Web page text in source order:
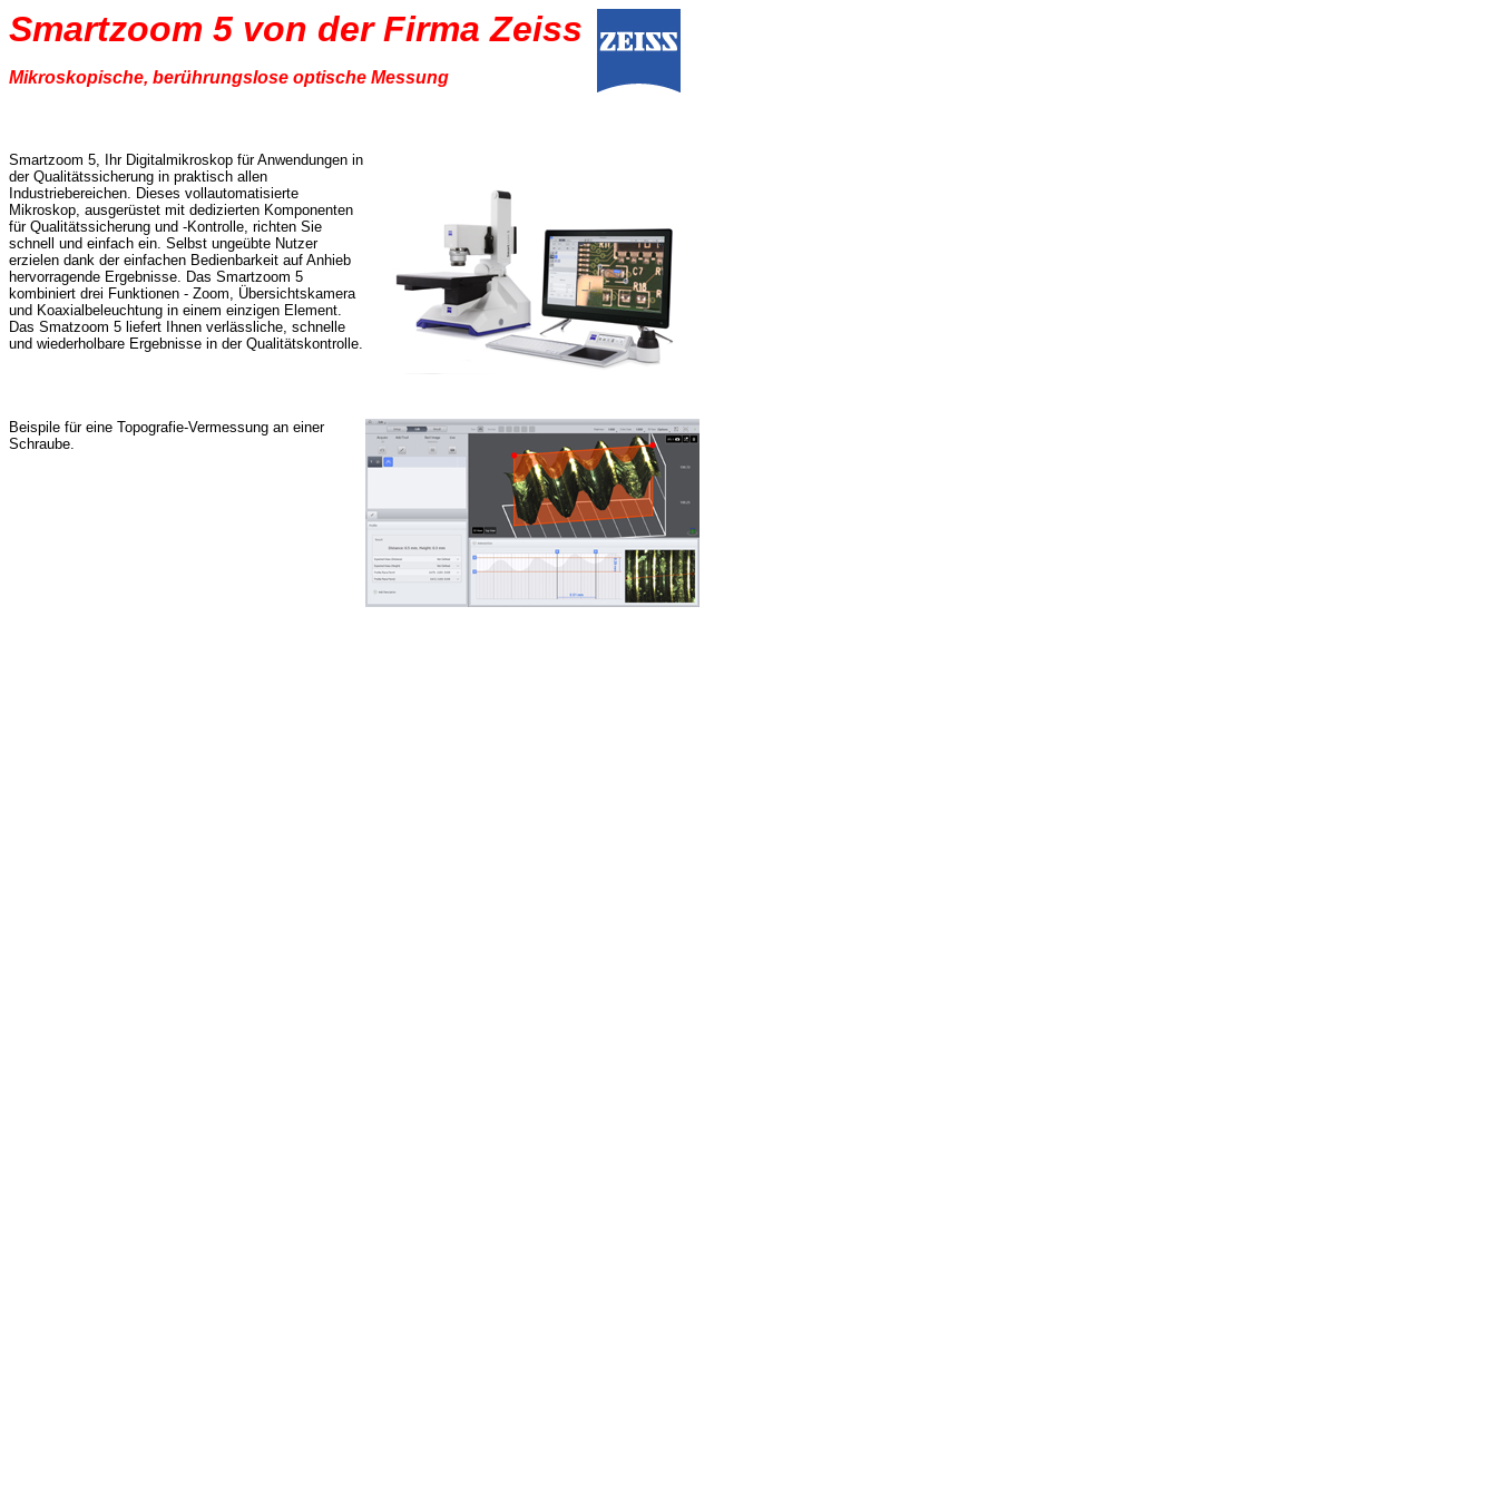
Smartzoom 5 von der Firma Zeiss
Mikroskopische, berührungslose optische Messung
Smartzoom 5, Ihr Digitalmikroskop für Anwendungen in
der Qualitätssicherung in praktisch allen
Industriebereichen. Dieses vollautomatisierte
Mikroskop, ausgerüstet mit dedizierten Komponenten
für Qualitätssicherung und -Kontrolle, richten Sie
schnell und einfach ein. Selbst ungeübte Nutzer
erzielen dank der einfachen Bedienbarkeit auf Anhieb
hervorragende Ergebnisse. Das Smartzoom 5
kombiniert drei Funktionen - Zoom, Übersichtskamera
und Koaxialbeleuchtung in einem einzigen Element.
Das Smatzoom 5 liefert Ihnen verlässliche, schnelle
und wiederholbare Ergebnisse in der Qualitätskontrolle.
Beispile für eine Topografie-Vermessung an einer
Schraube.